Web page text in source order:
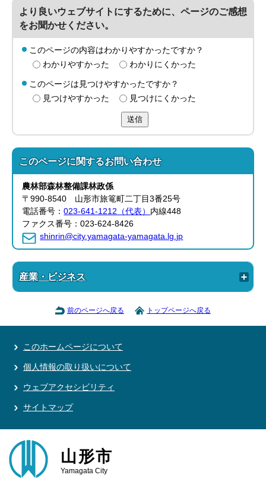
より良いウェブサイトにするために、ページのご感想
をお聞かせください。
このページの内容はわかりやすかったですか？
わかりやすかった
わかりにくかった
このページは見つけやすかったですか？
見つけやすかった
見つけにくかった
送信
このページに関するお問い合わせ
農林部森林整備課林政係
〒990-8540 山形市旅篭町二丁目3番25号
電話番号：023-641-1212（代表） 内線448
ファクス番号：023-624-8426
shinrin@city.yamagata-yamagata.lg.jp
産業・ビジネス
前のページへ戻る トップページへ戻る
このホームページについて
個人情報の取り扱いについて
ウェブアクセシビリティ
サイトマップ
山形市
Yamagata City